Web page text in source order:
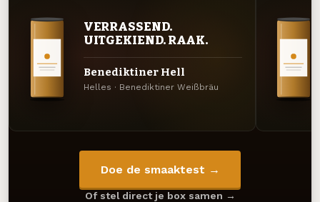
VERRASSEND.
UITGEKIEND. RAAK.
Benediktiner Hell
Helles · Benediktiner Weißbräu
Doe de smaaktest →
Of stel direct je box samen →